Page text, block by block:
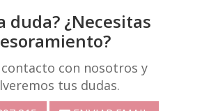
duda? ¿Necesitas
con nosotros y
tus dudas.